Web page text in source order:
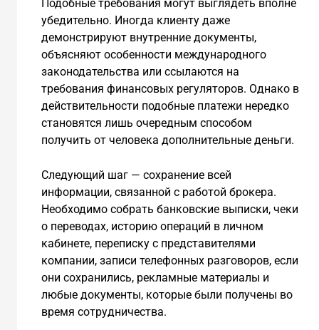
Подобные требования могут выглядеть вполне
убедительно. Иногда клиенту даже
демонстрируют внутренние документы,
объясняют особенности международного
законодательства или ссылаются на
требования финансовых регуляторов. Однако в
действительности подобные платежи нередко
становятся лишь очередным способом
получить от человека дополнительные деньги.
Следующий шаг — сохранение всей
информации, связанной с работой брокера.
Необходимо собрать банковские выписки, чеки
о переводах, историю операций в личном
кабинете, переписку с представителями
компании, записи телефонных разговоров, если
они сохранились, рекламные материалы и
любые документы, которые были получены во
время сотрудничества.